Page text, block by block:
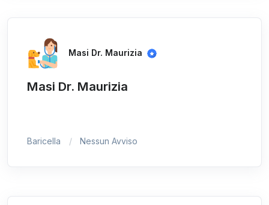
Masi Dr. Maurizia
Masi Dr. Maurizia
Baricella Nessun Avviso